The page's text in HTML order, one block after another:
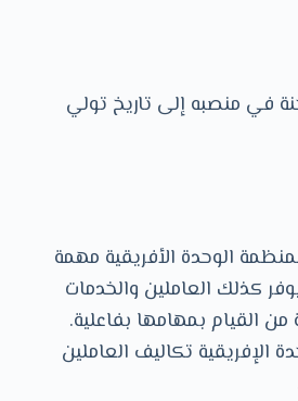
في منصبه إلى تاريخ تولي
الوحدة الأفريقية مهمة
كذلك العاملين والخدمات
من القيام بمهامها بفاعلية.
الإفريقية تكاليف العاملين